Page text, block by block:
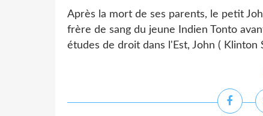
Après la mort de ses parents, le petit
frère de sang du jeune Indien Tonto
études de droit dans l'Est, John ( Klinton